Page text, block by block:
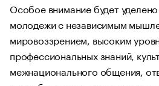
Особое внимание будет
молодежи с независимым
мировоззрением, высоким
профессиональных знаний,
межнационального общения,